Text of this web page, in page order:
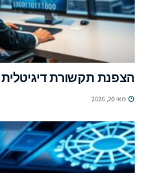
הצפנת תקשורת דיגיטלית
מאי 20, 2026